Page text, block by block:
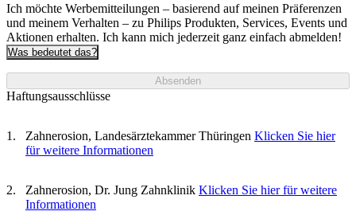
Ich möchte Werbemitteilungen – basierend auf meinen Präferenzen
und meinem Verhalten – zu Philips Produkten, Services, Events und
Aktionen erhalten. Ich kann mich jederzeit ganz einfach abmelden!
Was bedeutet das?
Absenden
Haftungsausschlüsse
Zahnerosion, Landesärztekammer Thüringen Klicken Sie hier
für weitere Informationen
Zahnerosion, Dr. Jung Zahnklinik Klicken Sie hier für weitere
Informationen